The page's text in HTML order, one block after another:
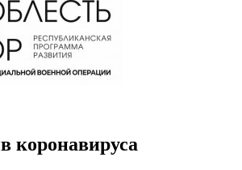
коронавируса